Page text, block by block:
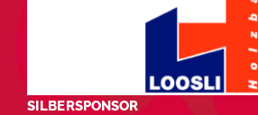
SILBERSPONSOR